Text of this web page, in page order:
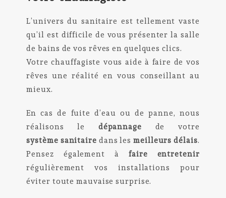
L’univers du sanitaire est tellement vaste
qu’il est difficile de vous présenter la salle
de bains de vos rêves en quelques clics.
Votre chauffagiste vous aide à faire de vos
rêves une réalité en vous conseillant au
mieux.
En cas de fuite d’eau ou de panne, nous
réalisons le dépannage de votre
système sanitaire dans lesmeilleurs délais.
Pensez également àfaire entretenir
régulièrement vos installations pour
éviter toute mauvaise surprise.